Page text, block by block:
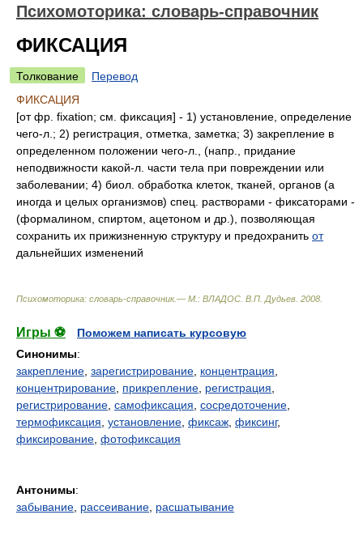
Психомоторика: cловарь-справочник
ФИКСАЦИЯ
Толкование
Перевод
ФИКСАЦИЯ
[от фр. fixation; см. фиксация] - 1) установление, определение
чего-л.; 2) регистрация, отметка, заметка; 3) закрепление в
определенном положении чего-л., (напр., придание
неподвижности какой-л. части тела при повреждении или
заболевании; 4) биол. обработка клеток, тканей, органов (а
иногда и целых организмов) спец. растворами - фиксаторами -
(формалином, спиртом, ацетоном и др.), позволяющая
сохранить их прижизненную структуру и предохранить от
дальнейших изменений
Психомоторика: cловарь-справочник.— М.: ВЛАДОС В.П. Дудьев 2008
Игры ⚽
Поможем написать курсовую
Синонимы:
закрепление зарегистрирование концентрация
концентрирование прикрепление регистрация
регистрирование самофиксация сосредоточение
термофиксация установление фиксаж фиксинг,
фиксирование фотофиксация
Антонимы:
забывание рассеивание расшатывание